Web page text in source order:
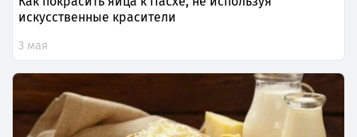
искусственные красители
3 мая